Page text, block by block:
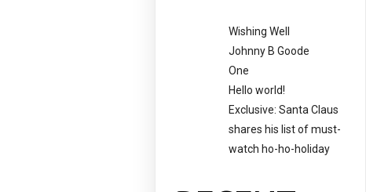
Wishing Well
Johnny B Goode
One
Hello world!
Exclusive: Santa Claus
shares his list of must-
watch ho-ho-holiday